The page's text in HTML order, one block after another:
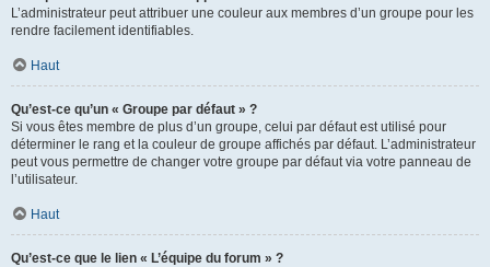
L’administrateur peut attribuer une couleur aux membres d’un groupe pour les
rendre facilement identifiables.
Haut
Qu’est-ce qu’un « Groupe par défaut » ?
Si vous êtes membre de plus d’un groupe, celui par défaut est utilisé pour
déterminer le rang et la couleur de groupe affichés par défaut. L’administrateur
peut vous permettre de changer votre groupe par défaut via votre panneau de
l’utilisateur.
Haut
Qu’est-ce que le lien « L’équipe du forum » ?